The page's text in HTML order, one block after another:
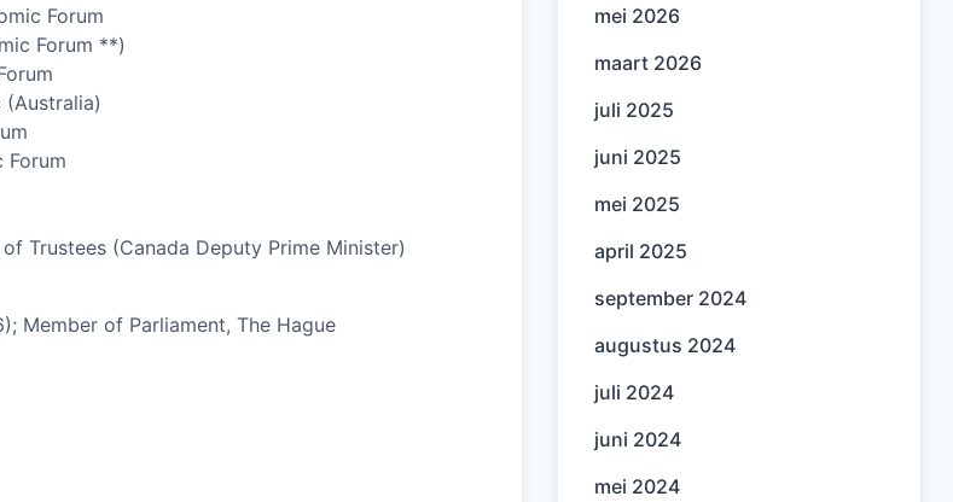
Forum
Forum **)
Forum
Trustees (Canada Deputy Prime Minister)
Member of Parliament, The Hague
mei 2026
maart 2026
juli 2025
juni 2025
mei 2025
april 2025
september 2024
augustus 2024
juli 2024
juni 2024
mei 2024